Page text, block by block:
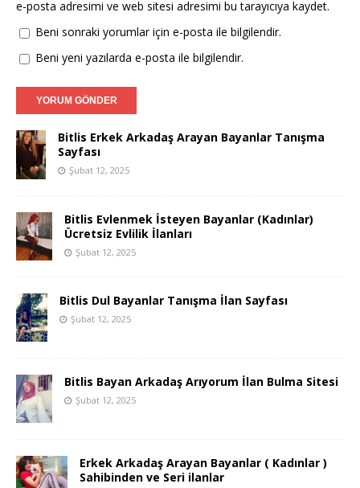
e-posta adresimi ve web sitesi adresimi bu tarayıcıya kaydet.
Beni sonraki yorumlar için e-posta ile bilgilendir.
Beni yeni yazılarda e-posta ile bilgilendir.
Bitlis Erkek Arkadaş Arayan Bayanlar Tanışma
Sayfası
Şubat 12, 2025
Bitlis Evlenmek İsteyen Bayanlar (Kadınlar)
Ücretsiz Evlilik İlanları
Şubat 12, 2025
Bitlis Dul Bayanlar Tanışma İlan Sayfası
Şubat 12, 2025
Bitlis Bayan Arkadaş Arıyorum İlan Bulma Sitesi
Şubat 12, 2025
Erkek Arkadaş Arayan Bayanlar ( Kadınlar )
Sahibinden ve Seri ilanlar